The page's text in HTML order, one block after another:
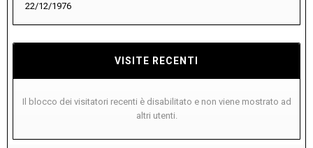
22/12/1976
VISITE RECENTI
Il blocco dei visitatori recenti è disabilitato e non viene mostrato ad
altri utenti.